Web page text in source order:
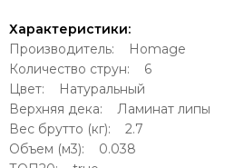
Характеристики:
Производитель: Homage
Количество струн: 6
Цвет: Натуральный
Верхняя дека: Ламинат липы
Вес брутто (кг): 2.7
Объем (м3): 0.038